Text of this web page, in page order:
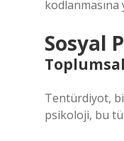
Sosyal
Tentürdiyot,
psikoloji, bu